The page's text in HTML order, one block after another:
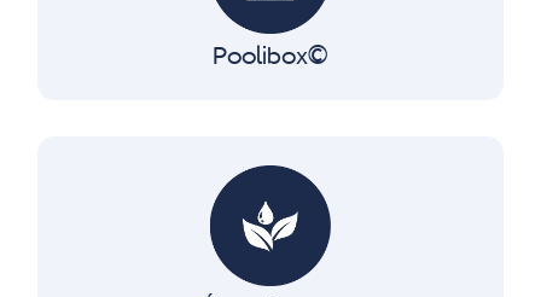
Poolibox∂